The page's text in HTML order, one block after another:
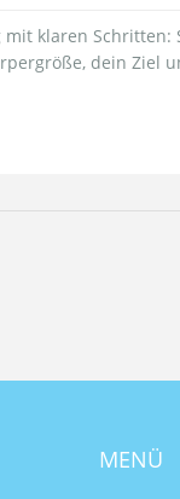
klaren
dein Ziel
MENÜ